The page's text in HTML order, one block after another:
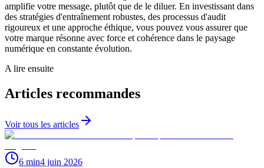
amplifie votre message, plutôt que de le diluer. En investissant dans
des stratégies d'entraînement robustes, des processus d'audit
rigoureux et une approche éthique, vous pouvez vous assurer que
votre marque résonne avec force et cohérence dans le paysage
numérique en constante évolution.
A lire ensuite
Articles recommandes
Voir tous les articles
6 min4 juin 2026